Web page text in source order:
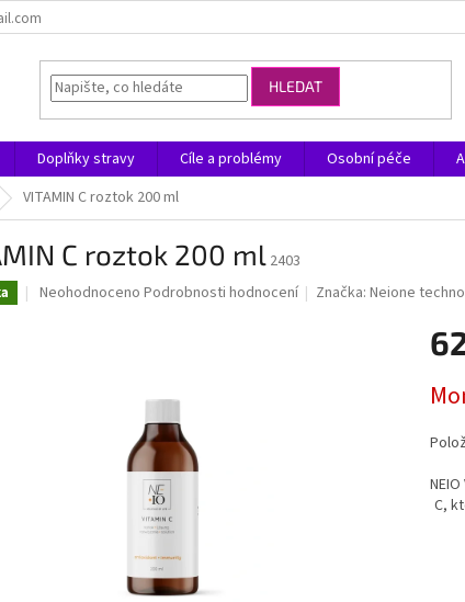
HLEDAT
Doplňky stravy Cíle a problémy Osobní péče
VITAMIN C roztok 200 ml
C roztok 200 ml 2403
Průměrné
Neohodnoceno Podrobnosti hodnocení Značka:Neione
cena:
C,